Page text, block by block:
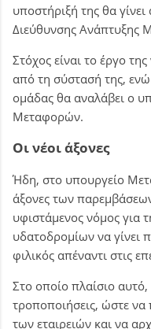
υποστήριξή της θα
Διεύθυνσης Ανάπτυξης
Στόχος είναι το έργο
από τη σύστασή της,
ομάδας θα αναλάβει ο
Μεταφορών.
Οι νέοι άξονες
Ήδη, στο υπουργείο
άξονες των
υφιστάμενος νόμος για
υδατοδρομίων να γίνει
φιλικός απέναντι στις
Στο οποίο πλαίσιο
τροποποιήσεις, ώστε
των εταιρειών και να